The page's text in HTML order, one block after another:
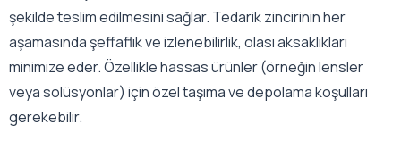
şekilde teslim edilmesini sağlar. Tedarik zincirinin her
aşamasında şeffaflık ve izlenebilirlik, olası aksaklıkları
minimize eder. Özellikle hassas ürünler (örneğin lensler
veya solüsyonlar) için özel taşıma ve depolama koşulları
gerekebilir.